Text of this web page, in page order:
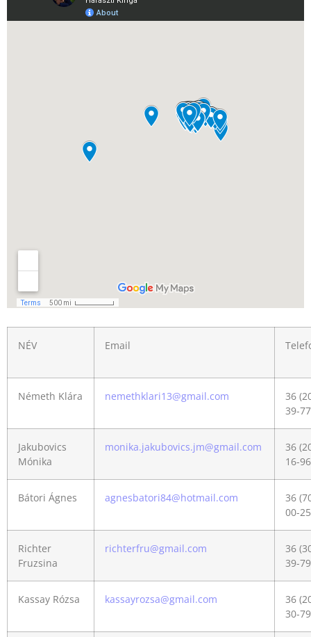
NÉV Email
Németh Klára nemethklari13@gmail.com
36
39-77
Jakubovics
Mónika
monika.jakubovics.jm@gmail.com
36
16-96
Bátori Ágnes agnesbatori84@hotmail.com
36
00-25
Richter
Fruzsina
richterfru@gmail.com
36
39-79
Kassay Rózsa kassayrozsa@gmail.com
36
30-79